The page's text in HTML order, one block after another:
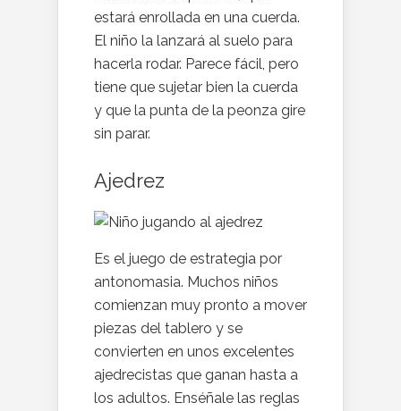
estará enrollada en una cuerda.
El niño la lanzará al suelo para
hacerla rodar. Parece fácil, pero
tiene que sujetar bien la cuerda
y que la punta de la peonza gire
sin parar.
Ajedrez
Es el juego de estrategia por
antonomasia. Muchos niños
comienzan muy pronto a mover
piezas del tablero y se
convierten en unos excelentes
ajedrecistas que ganan hasta a
los adultos. Enséñale las reglas